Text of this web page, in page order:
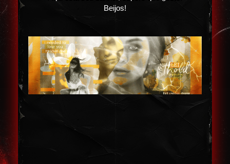
Beijos!